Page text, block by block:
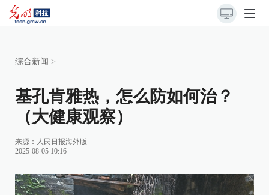
综合新闻 >
基孔肯雅热，怎么防如何治？
（大健康观察）
来源： 人民日报海外版
2025-08-05 10:16